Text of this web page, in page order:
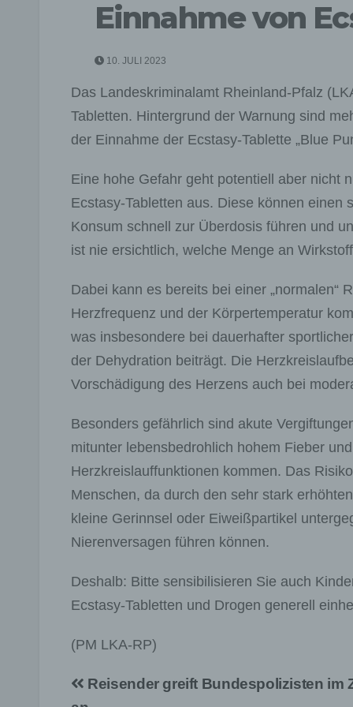
Einnahme von
10. JULI 2023
Das Landeskriminalamt Rheinland-Pfalz
Tabletten. Hintergrund der Warnung sind
der Einnahme der Ecstasy-Tablette „Blue
Eine hohe Gefahr geht potentiell aber nicht
Ecstasy-Tabletten aus. Diese können
Konsum schnell zur Überdosis führen und
ist nie ersichtlich, welche Menge an
Dabei kann es bereits bei einer „normalen“
Herzfrequenz und der Körpertemperatur
was insbesondere bei dauerhafter
der Dehydration beiträgt. Die
Vorschädigung des Herzens auch bei
Besonders gefährlich sind akute
mitunter lebensbedrohlich hohem Fieber
Herzkreislauffunktionen kommen. Das
Menschen, da durch den sehr stark
kleine Gerinnsel oder Eiweißpartikel
Nierenversagen führen können.
Deshalb: Bitte sensibilisieren Sie auch
Ecstasy-Tabletten und Drogen generell
(PM LKA-RP)
Beitragsnavigation
Reisender greift Bundespolizisten im